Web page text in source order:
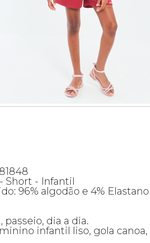
Short - Infantil
96% algodão e 4% Elastano
passeio, dia a dia.
infantil liso, gola